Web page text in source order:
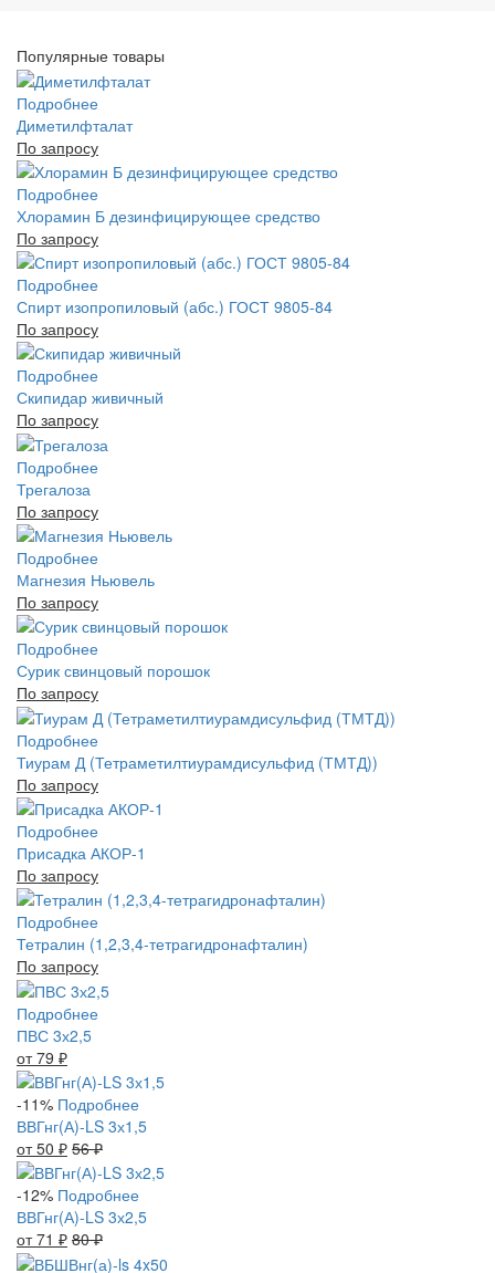
Популярные товары
Подробнее
Диметилфталат
По запросу
Подробнее
Хлорамин Б дезинфицирующее средство
По запросу
Подробнее
Спирт изопропиловый (абс.) ГОСТ 9805-84
По запросу
Подробнее
Скипидар живичный
По запросу
Подробнее
Трегалоза
По запросу
Подробнее
Магнезия Ньювель
По запросу
Подробнее
Сурик свинцовый порошок
По запросу
Подробнее
Тиурам Д (Тетраметилтиурамдисульфид (ТМТД))
По запросу
Подробнее
Присадка АКОР-1
По запросу
Подробнее
Тетралин (1,2,3,4-тетрагидронафталин)
По запросу
Подробнее
ПВС 3х2,5
от 79 ₽
-11% Подробнее
ВВГнг(А)-LS 3х1,5
от 50 ₽ 56₽
-12% Подробнее
ВВГнг(А)-LS 3х2,5
от 71 ₽ 80₽